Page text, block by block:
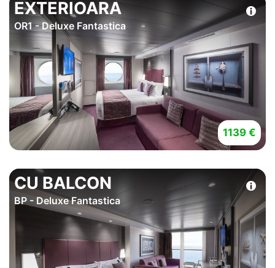
EXTERIOARA
OR1 - Deluxe Fantastica
1139 €
CU BALCON
BP - Deluxe Fantastica